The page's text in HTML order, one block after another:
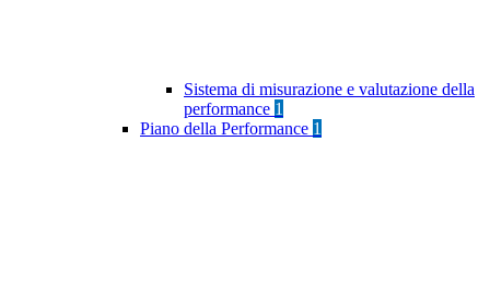
Sistema di misurazione e valutazione della
performance 1
Piano della Performance 1